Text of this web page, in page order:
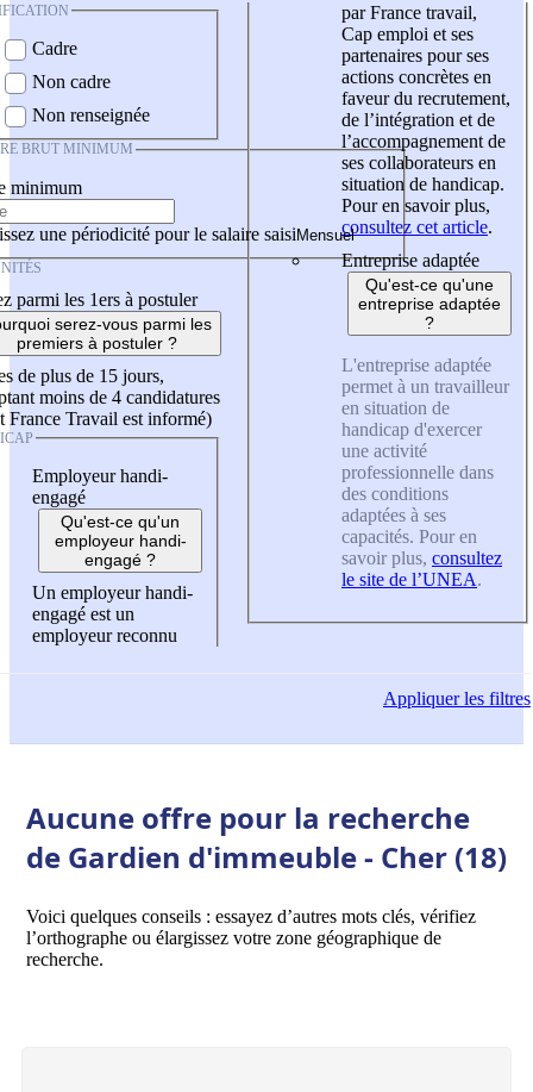
Cadre
Non cadre
Non renseignée
BRUT MINIMUM
minimum
une périodicité pour le salaire saisi
parmi les 1ers à postuler
serez-vous parmi les
premiers à postuler ?
de plus de 15 jours,
moins de 4 candidatures
France Travail est informé)
Employeur handi-
engagé
Qu'est-ce qu'un
employeur handi-
engagé ?
Un employeur handi-
engagé est un
employeur reconnu
par France travail,
Cap emploi et ses
partenaires pour ses
actions concrètes en
faveur du recrutement,
de l’intégration et de
l’accompagnement de
ses collaborateurs en
situation de handicap.
Pour en savoir plus,
consultez cet article.
Entreprise adaptée
Qu'est-ce qu'une
entreprise adaptée
?
L'entreprise adaptée
permet à un travailleur
en situation de
handicap d'exercer
une activité
professionnelle dans
des conditions
adaptées à ses
capacités. Pour en
savoir plus, consultez
le site de l’UNEA.
Appliquerles filtres
Aucune offre pour la recherche
de Gardien d'immeuble - Cher (18)
Voici quelques conseils : essayez d’autres mots clés, vérifiez
l’orthographe ou élargissez votre zone géographique de
recherche.